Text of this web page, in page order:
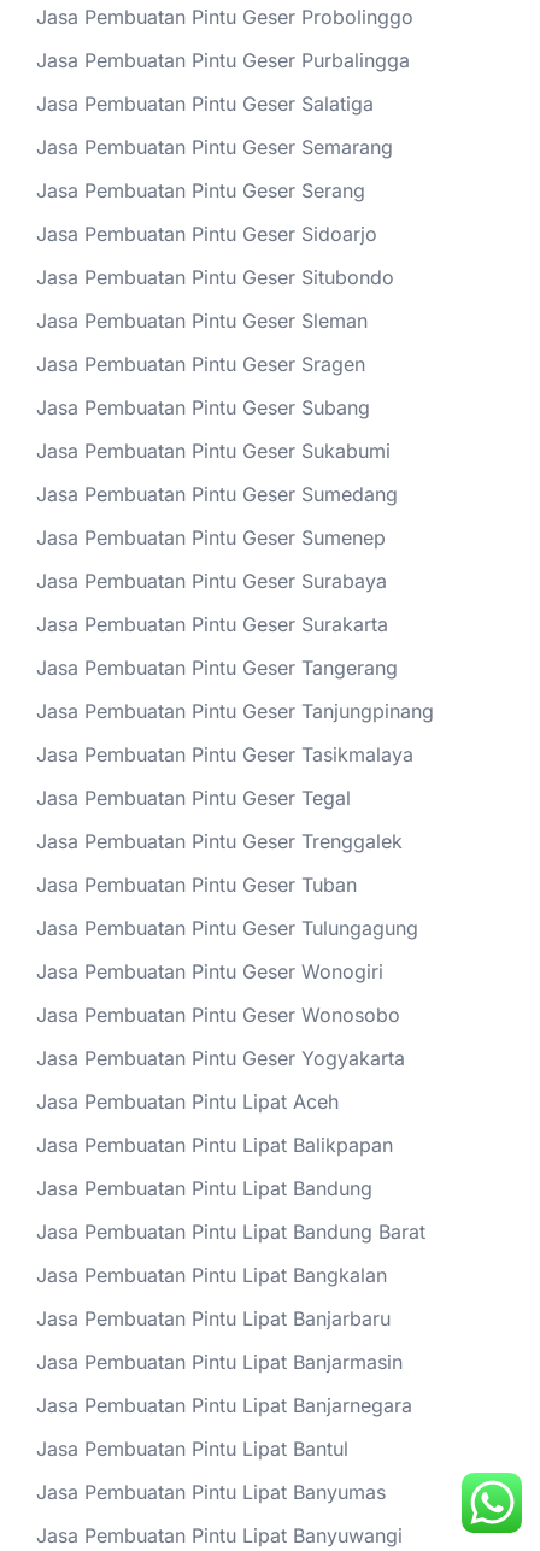
Jasa Pembuatan Pintu Geser Probolinggo
Jasa Pembuatan Pintu Geser Purbalingga
Jasa Pembuatan Pintu Geser Salatiga
Jasa Pembuatan Pintu Geser Semarang
Jasa Pembuatan Pintu Geser Serang
Jasa Pembuatan Pintu Geser Sidoarjo
Jasa Pembuatan Pintu Geser Situbondo
Jasa Pembuatan Pintu Geser Sleman
Jasa Pembuatan Pintu Geser Sragen
Jasa Pembuatan Pintu Geser Subang
Jasa Pembuatan Pintu Geser Sukabumi
Jasa Pembuatan Pintu Geser Sumedang
Jasa Pembuatan Pintu Geser Sumenep
Jasa Pembuatan Pintu Geser Surabaya
Jasa Pembuatan Pintu Geser Surakarta
Jasa Pembuatan Pintu Geser Tangerang
Jasa Pembuatan Pintu Geser Tanjungpinang
Jasa Pembuatan Pintu Geser Tasikmalaya
Jasa Pembuatan Pintu Geser Tegal
Jasa Pembuatan Pintu Geser Trenggalek
Jasa Pembuatan Pintu Geser Tuban
Jasa Pembuatan Pintu Geser Tulungagung
Jasa Pembuatan Pintu Geser Wonogiri
Jasa Pembuatan Pintu Geser Wonosobo
Jasa Pembuatan Pintu Geser Yogyakarta
Jasa Pembuatan Pintu Lipat Aceh
Jasa Pembuatan Pintu Lipat Balikpapan
Jasa Pembuatan Pintu Lipat Bandung
Jasa Pembuatan Pintu Lipat Bandung Barat
Jasa Pembuatan Pintu Lipat Bangkalan
Jasa Pembuatan Pintu Lipat Banjarbaru
Jasa Pembuatan Pintu Lipat Banjarmasin
Jasa Pembuatan Pintu Lipat Banjarnegara
Jasa Pembuatan Pintu Lipat Bantul
Jasa Pembuatan Pintu Lipat Banyumas
Jasa Pembuatan Pintu Lipat Banyuwangi